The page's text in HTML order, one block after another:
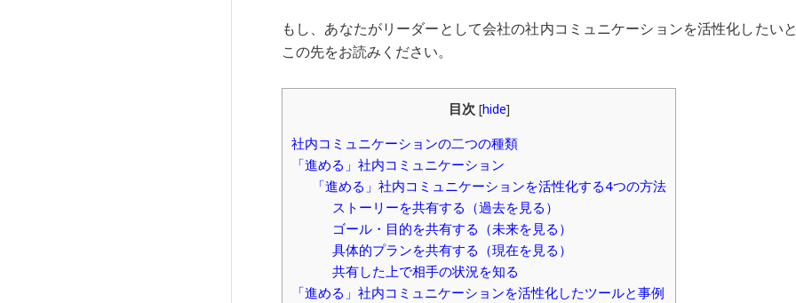
もし、あなたがリーダーとして会社の社内コミュニケーションを活性化したい
この先をお読みください。
目次 [hide]
社内コミュニケーションの二つの種類
「進める」社内コミュニケーション
「進める」社内コミュニケーションを活性化する4つの方法
ストーリーを共有する（過去を見る）
ゴール・目的を共有する（未来を見る）
具体的プランを共有する（現在を見る）
共有した上で相手の状況を知る
「進める」社内コミュニケーションを活性化したツールと事例